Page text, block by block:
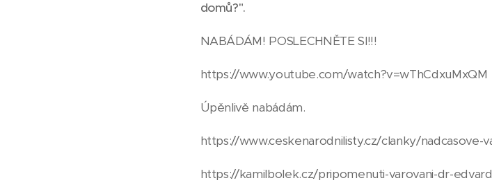
domů?".
NABÁDÁM! POSLECHNĚTE SI!!!
https://www.youtube.com/watch?v=wThCdxuMxQM
Úpěnlivě nabádám.
https://www.ceskenarodnilisty.cz/clanky/nadcasove-
https://kamilbolek.cz/pripomenuti-varovani-dr-